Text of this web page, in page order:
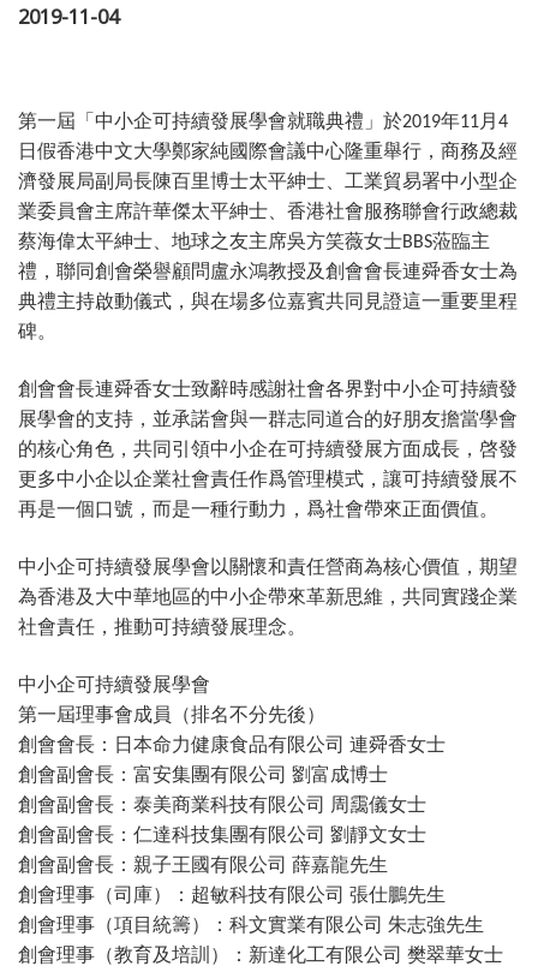
2019-11-04
第一屆「中小企可持續發展學會就職典禮」於2019年11月 4
日假香港中文大學鄭家純國際會議中心隆重舉行，商務及經
濟發展局副局長陳百里博士太平紳士、工業貿易署中小型企
業委員會主席許華傑太平紳士、香港社會服務聯會行政總裁
蔡海偉太平紳士、地球之友主席吳方笑薇女士BBS蒞臨主
禮，聯同創會榮譽顧問盧永鴻教授及創會會長連舜香女士為
典禮主持啟動儀式，與在場多位嘉賓共同見證這一重要里程
碑。
創會會長連舜香女士致辭時感謝社會各界對中小企可持續發
展學會的支持，並承諾會與一群志同道合的好朋友擔當學會
的核心角色，共同引領中小企在可持續發展方面成長，啓發
更多中小企以企業社會責任作爲管理模式，讓可持續發展不
再是一個口號，而是一種行動力，爲社會帶來正面價值。
中小企可持續發展學會以關懷和責任營商為核心價值，期望
為香港及大中華地區的中小企帶來革新思維，共同實踐企業
社會責任，推動可持續發展理念。
中小企可持續發展學會
第一屆理事會成員（排名不分先後）
創會會長：日本命力健康食品有限公司 連舜香女士
創會副會長：富安集團有限公司 劉富成博士
創會副會長：泰美商業科技有限公司 周靄儀女士
創會副會長：仁達科技集團有限公司 劉靜文女士
創會副會長：親子王國有限公司 薛嘉龍先生
創會理事（司庫）：超敏科技有限公司 張仕鵬先生
創會理事（項目統籌）：科文實業有限公司 朱志強先生
創會理事（教育及培訓）：新達化工有限公司 樊翠華女士